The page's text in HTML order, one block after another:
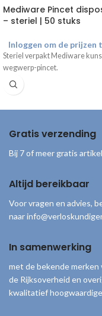
Mediware Pincet
– steriel | 50 stuks
Inloggen om de prijzen
Steriel verpakt Mediware
wegwerp-pincet.
Gratis verzending
Bij 7 of meer gratis
Altijd bereikbaar
Voor vragen en advies,
naar
In samenwerking
met de bekende
de Rijksoverheid en
kwalitatief